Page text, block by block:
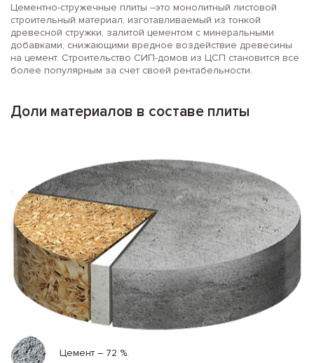
Цементно-стружечные плиты –это монолитный листовой
строительный материал, изготавливаемый из тонкой
древесной стружки, залитой цементом с минеральными
добавками, снижающими вредное воздействие древесины
на цемент. Строительство СИП-домов из ЦСП становится все
более популярным за счет своей рентабельности.
Доли материалов в составе плиты
Цемент – 72 %.